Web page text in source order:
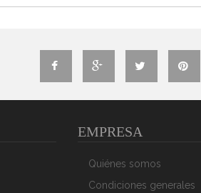
EMPRESA
Quiénes somos
Condiciones generales